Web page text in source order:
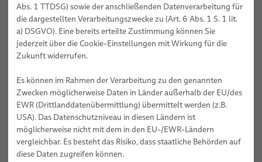
MOBILITÄT
HALBLEITERTECHNIK
TELECOM & NETWORKING
SILICONE CABLE SOLUTIONS
FieldLink® Kabel
Konfektionierte Kabel
Dienstleistungen
Energiezuführungen - Kabelmanagementsysteme für
Industrieroboter
Konfektion von Roboterkabeln
Industrielle Roboterschläuche und -leitungen für dynamische
Automatisierungsanwendungen
Schulungen für Automatisierungssysteme
Dienstleistungen
Integrationsbereite Roboter & Kommissionierung
Dienstleistungen für Roboter-Energiezuführungssysteme
Roboter-, SPS- & Offline-Programmierung
Maschinenbau
Kabel
Kabelkonfektionen
Dienstleistungen
Automatisierung & Antriebstechnik
Robotik
Lichtbogenschweißen
Clinchen
Kleben
Handling
Nieten
Medizintechnische Robotik
Maschinenbau
News
Vertriebsnetz
Über uns
Qualität
Forschung und Entwicklung
Testverfahren
Publikationen
Publikationen
02.11.2023
BizLink setzt auf schnelle
Prototypenentwicklung mit Hilfe der
Durch diese schnelle Prototypenentwicklung, das sogenannte
“Rapid Prototyping”, können Entwicklungszyklen verkürzt, Kosten
gesenkt und innovative Ideen schneller umgesetzt werden.
Abs. 1 TTDSG) sowie der anschließenden Datenverarbeitung für
die dargestellten Verarbeitungszwecke zu (Art. 6 Abs. 1 S. 1 lit.
a) DSGVO). Eine bereits erteilte Zustimmung können Sie
jederzeit über die Cookie-Einstellungen mit Wirkung für die
Zukunft widerrufen.
Es können im Rahmen der Verarbeitung zu den genannten
Zwecken möglicherweise Daten in Länder außerhalb der EU/des
EWR (Drittlanddatenübermittlung) übermittelt werden (z.B.
USA). Das Datenschutzniveau in diesen Ländern ist
möglicherweise nicht mit dem in den EU-/EWR-Ländern
vergleichbar. Es besteht das Risiko, dass staatliche Behörden auf
diese Daten zugreifen können.